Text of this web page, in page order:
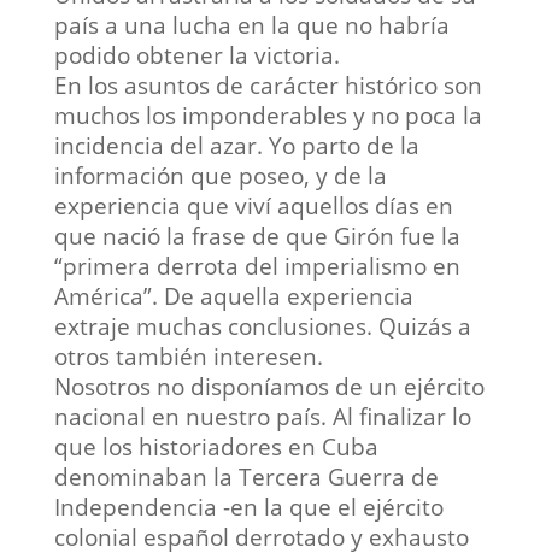
país a una lucha en la que no habría
podido obtener la victoria.
En los asuntos de carácter histórico son
muchos los imponderables y no poca la
incidencia del azar. Yo parto de la
información que poseo, y de la
experiencia que viví aquellos días en
que nació la frase de que Girón fue la
“primera derrota del imperialismo en
América”. De aquella experiencia
extraje muchas conclusiones. Quizás a
otros también interesen.
Nosotros no disponíamos de un ejército
nacional en nuestro país. Al finalizar lo
que los historiadores en Cuba
denominaban la Tercera Guerra de
Independencia -en la que el ejército
colonial español derrotado y exhausto